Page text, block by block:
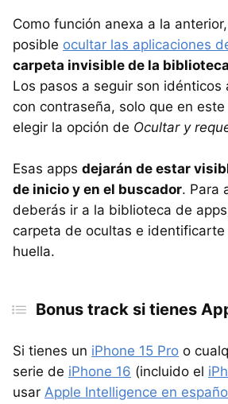
Como función anexa a la
posible ocultar las aplicaciones
carpeta invisible de la
Los pasos a seguir son idénticos
con contraseña, solo que en
elegir la opción de Ocultar y
Esas apps dejarán de estar
de inicio y en el buscador. Para
deberás ir a la biblioteca de
carpeta de ocultas e
huella.
Bonus track si tienes
Si tienes un iPhone 15 Pro o
serie de iPhone 16 (incluido el
usar Apple Intelligence en